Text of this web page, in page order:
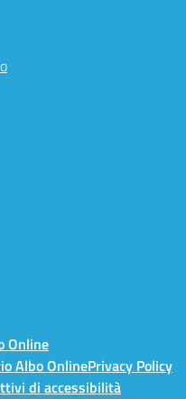
Online
Albo OnlinePrivacy Policy
di accessibilità